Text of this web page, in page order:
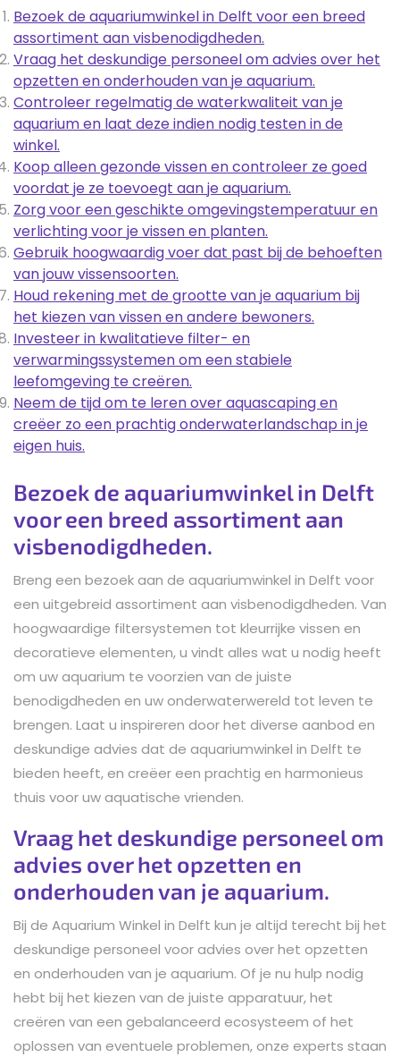
Bezoek de aquariumwinkel in Delft voor een breed
assortiment aan visbenodigdheden.
Vraag het deskundige personeel om advies over het
opzetten en onderhouden van je aquarium.
Controleer regelmatig de waterkwaliteit van je
aquarium en laat deze indien nodig testen in de
winkel.
Koop alleen gezonde vissen en controleer ze goed
voordat je ze toevoegt aan je aquarium.
Zorg voor een geschikte omgevingstemperatuur en
verlichting voor je vissen en planten.
Gebruik hoogwaardig voer dat past bij de behoeften
van jouw vissensoorten.
Houd rekening met de grootte van je aquarium bij
het kiezen van vissen en andere bewoners.
Investeer in kwalitatieve filter- en
verwarmingssystemen om een stabiele
leefomgeving te creëren.
Neem de tijd om te leren over aquascaping en
creëer zo een prachtig onderwaterlandschap in je
eigen huis.
Bezoek de aquariumwinkel in Delft
voor een breed assortiment aan
visbenodigdheden.
Breng een bezoek aan de aquariumwinkel in Delft voor
een uitgebreid assortiment aan visbenodigdheden. Van
hoogwaardige filtersystemen tot kleurrijke vissen en
decoratieve elementen, u vindt alles wat u nodig heeft
om uw aquarium te voorzien van de juiste
benodigdheden en uw onderwaterwereld tot leven te
brengen. Laat u inspireren door het diverse aanbod en
deskundige advies dat de aquariumwinkel in Delft te
bieden heeft, en creëer een prachtig en harmonieus
thuis voor uw aquatische vrienden.
Vraag het deskundige personeel om
advies over het opzetten en
onderhouden van je aquarium.
Bij de Aquarium Winkel in Delft kun je altijd terecht bij het
deskundige personeel voor advies over het opzetten
en onderhouden van je aquarium. Of je nu hulp nodig
hebt bij het kiezen van de juiste apparatuur, het
creëren van een gebalanceerd ecosysteem of het
oplossen van eventuele problemen, onze experts staan